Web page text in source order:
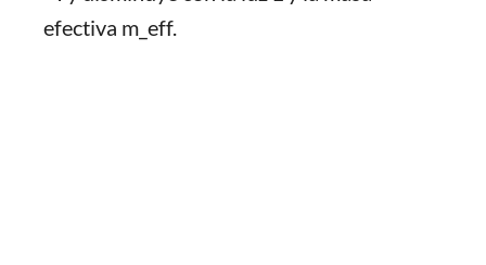
efectiva m_eff.